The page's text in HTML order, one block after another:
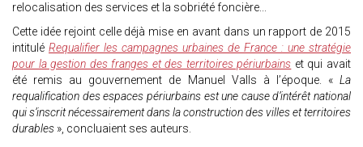
relocalisation des services et la sobriété foncière...
Cette idée rejoint celle déjà mise en avant dans un rapport de 2015
intitulé Requalifier les campagnes urbaines de France : une stratégie
pour la gestion des franges et des territoires périurbains et qui avait
été remis au gouvernement de Manuel Valls à l’époque. «La
requalification des espaces périurbains est une cause d’intérêt national
qui s’inscrit nécessairement dans la construction des villes et territoires
durables », concluaient ses auteurs.